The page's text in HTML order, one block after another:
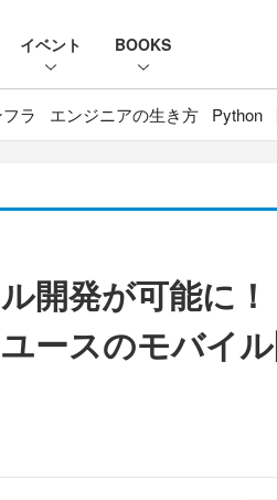
イベント BOOKS
ラ エンジニアの生き方 Python
開発が可能に！
ースのモバイ